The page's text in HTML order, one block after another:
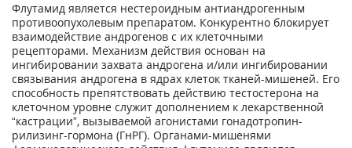
Флутамид является нестероидным антиандрогенным
противоопухолевым препаратом. Конкурентно блокирует
взаимодействие андрогенов с их клеточными
рецепторами. Механизм действия основан на
ингибировании захвата андрогена и/или ингибировании
связывания андроге­на в ядрах клеток тканей-мишеней. Его
способность препятствовать дейст­вию тестостерона на
клеточном уровне служит дополнением к лекарственной
“кастрации”, вызываемой агонистами гонадотропин-
рилизинг-гормона (ГнРГ). Органами-мишенями